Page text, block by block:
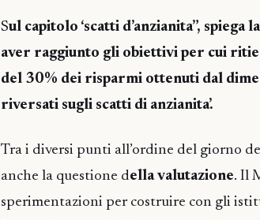
Sul capitolo ‘scatti d’anzianita”,
aver raggiunto gli obiettivi per cui
del 30% dei risparmi ottenuti dal
riversati sugli scatti di anzianita’.
Tra i diversi punti all’ordine del giorno
anche la questione della valutazione. Il
sperimentazioni per costruire con gli